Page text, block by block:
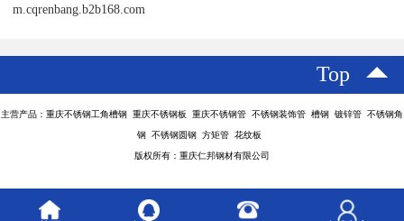
m.cqrenbang.b2b168.com
Top
主营产品：重庆不锈钢工角槽钢 重庆不锈钢板 重庆不锈钢管 不锈钢装饰管 槽钢 镀锌管 不锈钢角
钢 不锈钢圆钢 方矩管 花纹板
版权所有：重庆仁邦钢材有限公司